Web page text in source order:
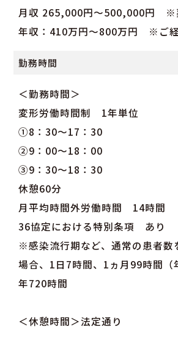
月収 265,000円～500,000円 ※
年収：410万円～800万円 ※ご
勤務時間
＜勤務時間＞
変形労働時間制 1年単位
①8：30～17：30
②9：00～18：00
③9：30～18：30
休憩60分
月平均時間外労働時間 14時間
36協定における特別条項 あり
※感染流行期など、通常の患者数
場合、1日7時間、1ヵ月99時間（
年720時間
＜休憩時間＞法定通り